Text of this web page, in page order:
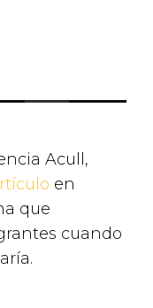
Acull,
en
que
cuando